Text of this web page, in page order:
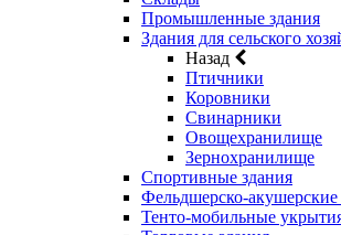
Промышленные здания
Здания для сельского
Назад
Птичники
Коровники
Свинарники
Овощехранилище
Зернохранилище
Спортивные здания
Фельдшерско-
Тенто-мобильные